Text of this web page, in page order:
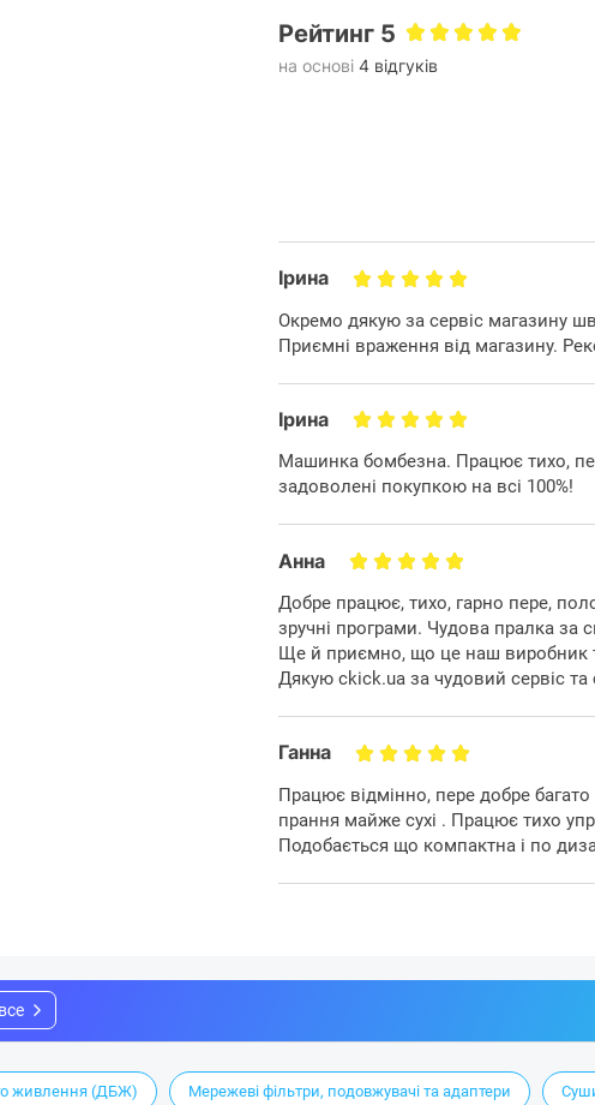
Рейтинг 5
на основі 4 відгуків
Ірина
Окремо дякую за сервіс магазину
Приємні враження від магазину.
Ірина
Машинка бомбезна. Працює тихо,
задоволені покупкою на всі 100%!
Анна
Добре працює, тихо, гарно пере,
зручні програми. Чудова пралка за
Ще й приємно, що це наш виробник
Дякую ckick.ua за чудовий сервіс
Ганна
Працює відмінно, пере добре
прання майже сухі . Працює тихо
Подобається що компактна і по
живлення (ДБЖ) Мережеві фільтри, подовжувачі та адаптери